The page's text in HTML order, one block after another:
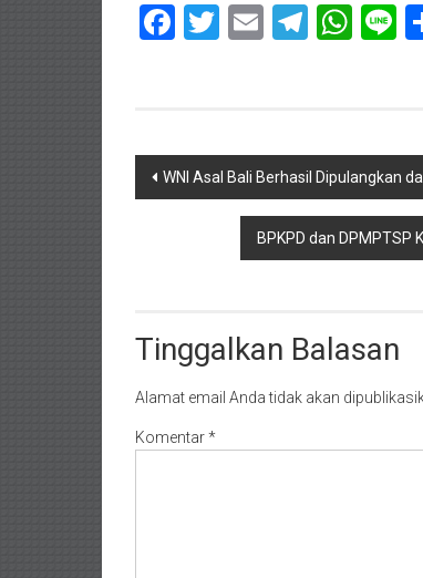
Facebook
Twitter
Email
Navigasi
WNI Asal Bali Berhasil Dipulangkan
BPKPD dan
Tinggalkan Balasan
Alamat email Anda tidak akan
Komentar*